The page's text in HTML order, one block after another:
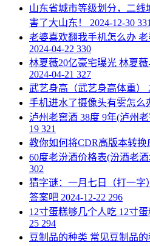
山东省城市等级划分，二
害了大山东！
2024-12-30 331
老婆喜欢翻我手机怎么办
2024-04-22 330
林夏薇20亿豪宅曝光 林夏
2024-04-21 327
​武艺身高（武艺身高体重）
手机进水了摄像头有雾怎么
泸州老窖酒 38度 9年(泸州
19 321
教你如何将CDR高版本转换
​60度老汾酒价格表(汾酒老
302
猜字谜：一月七日（打一字
答案吧 2024-12-22 296
​12寸蛋糕够几个人吃 12寸
25 294
豆制品的种类 常见豆制品